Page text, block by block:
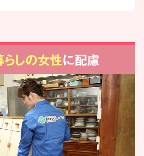
しの女性に配慮